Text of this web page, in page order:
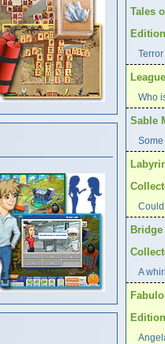
Tales
Edition
Who
Sable
A
Edition